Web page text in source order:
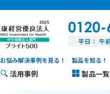
お悩み解決事例を見る！
活用事例
製品を知る！
製品一覧